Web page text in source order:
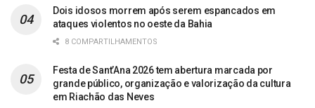
Dois idosos morrem após serem espancados em
ataques violentos no oeste da Bahia
8 COMPARTILHAMENTOS
Festa de Sant’Ana 2026 tem abertura marcada por
grande público, organização e valorização da cultura
em Riachão das Neves